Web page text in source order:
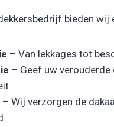
bieden wij
– Van lekkages tot
– Geef uw verouderde
– Wij verzorgen de